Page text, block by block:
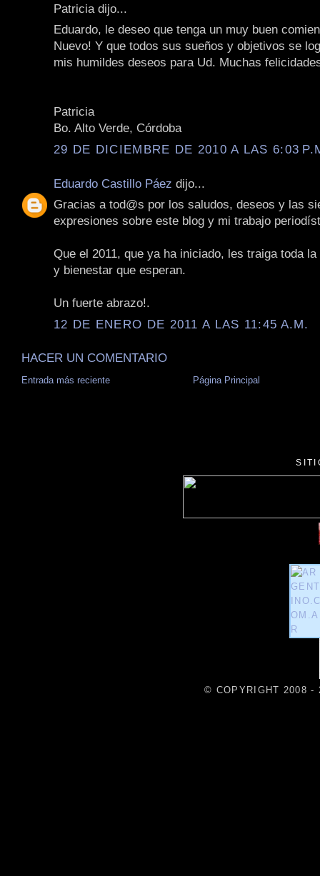
Patricia dijo...
Eduardo, le deseo que tenga un muy buen
Nuevo! Y que todos sus sueños y objetivos se
mis humildes deseos para Ud. Muchas
Patricia
Bo. Alto Verde, Córdoba
29 DE DICIEMBRE DE 2010 A LAS 6:03
Eduardo Castillo Páez dijo...
Gracias a tod@s por los saludos, deseos y las
expresiones sobre este blog y mi trabajo
Que el 2011, que ya ha iniciado, les traiga toda
y bienestar que esperan.
Un fuerte abrazo!.
12 DE ENERO DE 2011 A LAS 11:45 A.M.
HACER UN COMENTARIO
Entrada más reciente Página Principal
© COPYRIGHT 2008